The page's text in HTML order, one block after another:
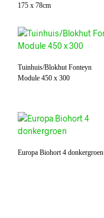
175 x 78cm
Tuinhuis/Blokhut Fonteyn
Module 450 x 300
Europa Biohort 4 donkergroen